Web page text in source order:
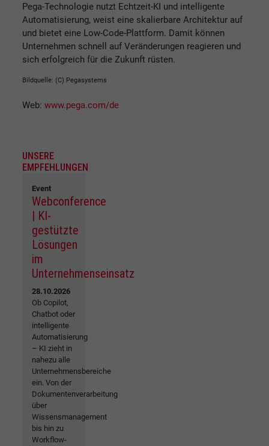
Pega-Technologie nutzt Echtzeit-KI und intelligente
Automatisierung, weist eine skalierbare Architektur auf
und bietet eine Low-Code-Plattform. Damit können
Unternehmen schnell auf Veränderungen reagieren und
sich erfolgreich für die Zukunft rüsten.
Bildquelle: (C) Pegasystems
Web: www.pega.com/de
UNSERE
EMPFEHLUNGEN
Event
Webconference
| KI-
gestützte
Lösungen
im
Unternehmenseinsatz
28.10.2026
Ob Copilot,
Chatbot oder
intelligente
Automatisierung
– KI zieht in
nahezu alle
Unternehmensbereiche
ein. Von der
Dokumentenverarbeitung
über
Wissensmanagement
bis hin zu
Workflow-